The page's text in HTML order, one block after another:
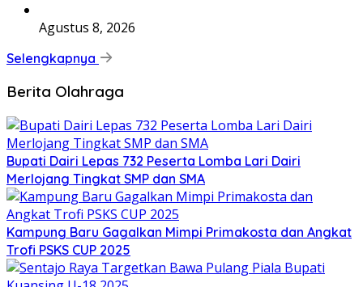
Agustus 8, 2026
Selengkapnya
Berita Olahraga
Bupati Dairi Lepas 732 Peserta Lomba Lari Dairi
Merlojang Tingkat SMP dan SMA
Kampung Baru Gagalkan Mimpi Primakosta dan Angkat
Trofi PSKS CUP 2025